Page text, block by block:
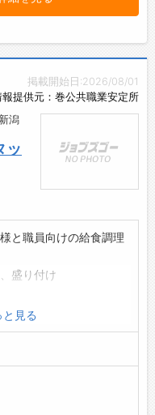
掲載開始日:2026/08/01
報提供元：巻公共職業安定所
潟
ッ
と職員向けの給食調理
盛り付け
合わせて、
みやすい形態の調理を
迎!先輩スタッフが優し
と見る